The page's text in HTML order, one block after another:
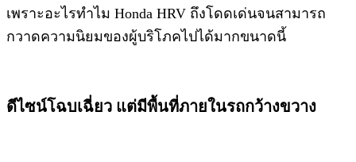
เพราะอะไรทำไม​ Honda​ HRV​ ถึงโดดเด่นจนสามารถ​
กวาดความนิยมของผู้บริโภค​ไปได้มากขนาดนี้
ดีไซน์​โฉบเฉี่ยว แต่มีพื้นที่ภายในรถกว้างขวาง